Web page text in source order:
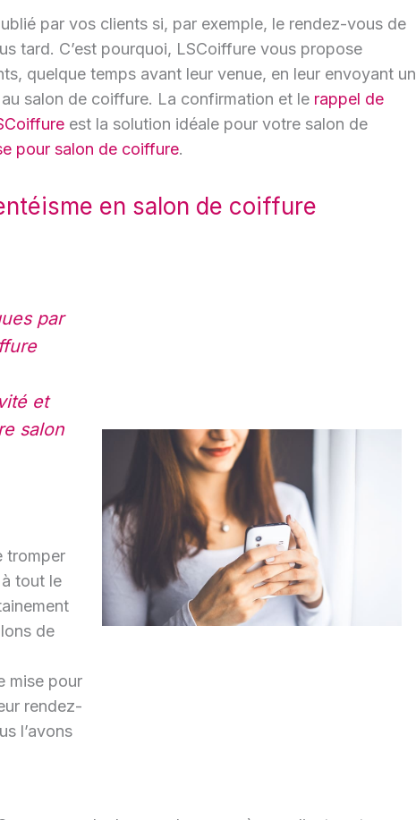
par vos clients si, par exemple, le rendez-vous de
tard. C’est pourquoi, LSCoiffure vous propose
quelque temps avant leur venue, en leur envoyant un
salon de coiffure. La confirmation et le rappel de
est la solution idéale pour votre salon de
pour salon de coiffure.
en salon de coiffure
par
et
salon
tromper
tout le
de
mise pour
rendez-
l’avons